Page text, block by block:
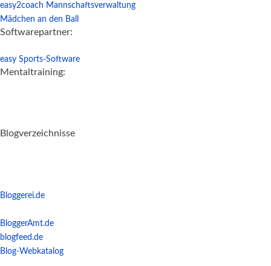
easy2coach Mannschaftsverwaltung
Mädchen an den Ball
Softwarepartner:
easy Sports-Software
Mentaltraining:
Blogverzeichnisse
Bloggerei.de
BloggerAmt.de
blogfeed.de
Blog-Webkatalog